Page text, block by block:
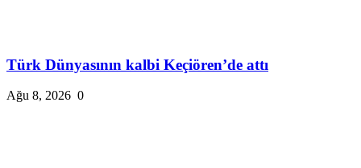
Türk Dünyasının kalbi Keçiören’de attı
Ağu 8, 2026 0